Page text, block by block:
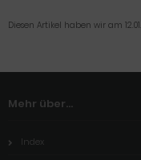
Diesen Artikel haben wir am
Mehr über...
Index